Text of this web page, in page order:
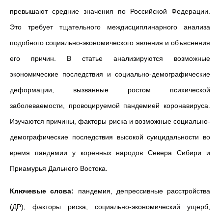
превышают средние значения по Российской Федерации.
Это требует тщательного междисциплинарного анализа
подобного социально-экономического явления и объяснения
его причин. В статье анализируются возможные
экономические последствия и социально-демографические
деформации, вызванные ростом психической
заболеваемости, провоцируемой пандемией коронавируса.
Изучаются причины, факторы риска и возможные социально-
демографические последствия высокой суицидальности во
время пандемии у коренных народов Севера Сибири и
Приамурья Дальнего Востока.
Ключевые слова: пандемия, депрессивные расстройства
(ДР), факторы риска, социально-экономический ущерб,